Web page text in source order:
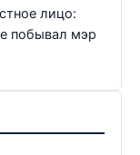
лицо:
побывал мэр